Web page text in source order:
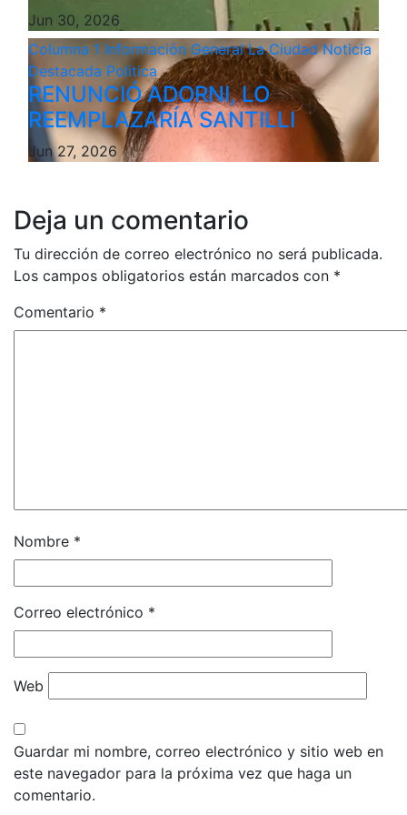
Jun 30, 2026
Columna 1 Información GeneralLa CiudadNoticia
Destacada Politica
RENUNCIÓ ADORNI, LO
REEMPLAZARÍA SANTILLI
Jun 27, 2026
Deja un comentario
Tu dirección de correo electrónico no será publicada.
Los campos obligatorios están marcados con *
Comentario *
Nombre *
Correo electrónico *
Web
Guardar mi nombre, correo electrónico y sitio web en
este navegador para la próxima vez que haga un
comentario.